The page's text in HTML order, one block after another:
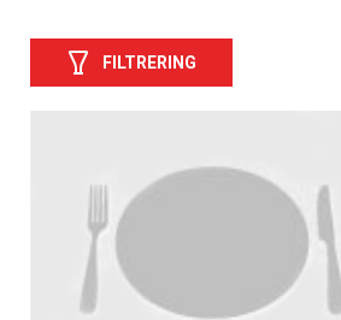
FILTRERING